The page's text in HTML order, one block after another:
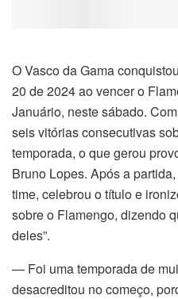
O Vasco da Gama
20 de 2024 ao vencer o
Januário, neste sábado.
seis vitórias consecutivas
temporada, o que gerou
Bruno Lopes. Após a
time, celebrou o título e
sobre o Flamengo, dizendo
deles”.
— Foi uma temporada de
desacreditou no começo,